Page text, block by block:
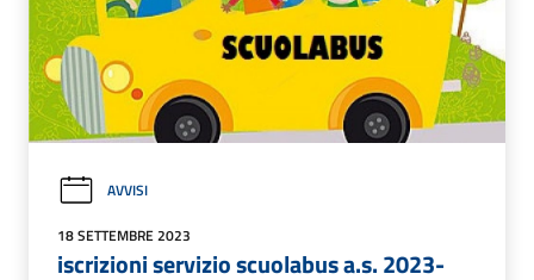
AVVISI
18 SETTEMBRE 2023
iscrizioni servizio scuolabus a.s. 2023-